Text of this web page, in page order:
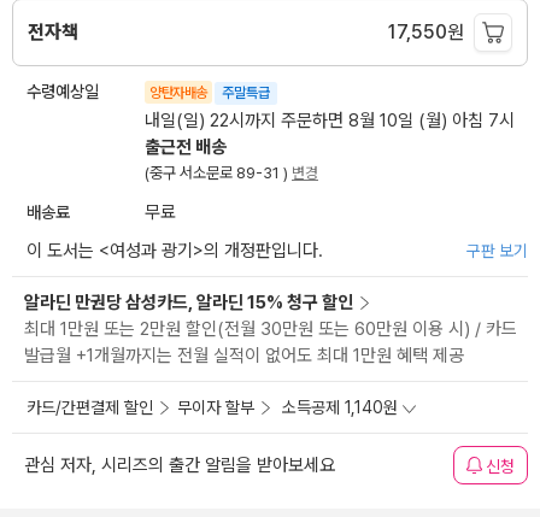
전자책 17,550원
수령예상일 양탄자배송 주말특급
내일(일) 22시까지 주문하면 8월 10일 (월) 아침 7시
출근전 배송
(중구 서소문로 89-31 ) 변경
배송료
무료
이 도서는 <여성과 광기 >의 개정판입니다. 구판 보기
알라딘 만권당 삼성카드, 알라딘 15% 청구 할인
최대 1만원 또는 2만원 할인(전월 30만원 또는 60만원 이용 시) / 카드
발급월 +1개월까지는 전월 실적이 없어도 최대 1만원 혜택 제공
카드/간편결제 할인 무이자 할부 소득공제 1,140원
관심 저자, 시리즈의 출간 알림을 받아보세요 신청